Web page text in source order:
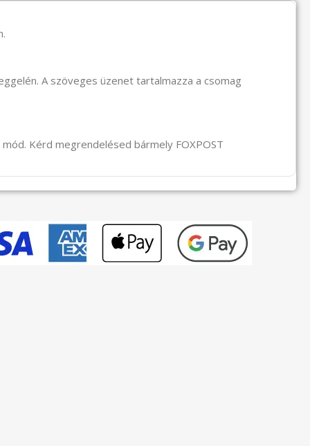
A szöveges üzenet tartalmazza a csomag
Kérd megrendelésed bármely FOXPOST